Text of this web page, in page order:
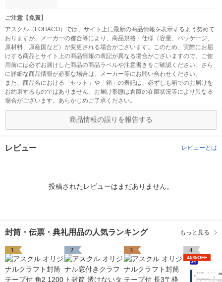
ご注意【免責】
アスクル（LOHACO）では、サイト上に最新の商品情報を表示するよう努めて
おりますが、メーカーの都合等により、商品規格・仕様（容量、パッケージ、
原材料、原産国など）が変更される場合がございます。このため、実際にお届
けする商品とサイト上の商品情報の表記が異なる場合がございますので、ご使
用前には必ずお届けした商品の商品ラベルや注意書きをご確認ください。さら
に詳細な商品情報が必要な場合は、メーカー等にお問い合わせください。
また、商品名における「セット」や「箱」の表記は、必ずしも箱でのお届けを
お約束するものではありません。お届け形態は倉庫の在庫状況等により異なる
場合がございます。あらかじめご了承ください。
商品情報の誤りを報告する
レビュー レビューとは
投稿されたレビューはまだありません。
封筒・伝票・典礼用品の人気ランキング もっと見る
1 2 3 4
45%OFF